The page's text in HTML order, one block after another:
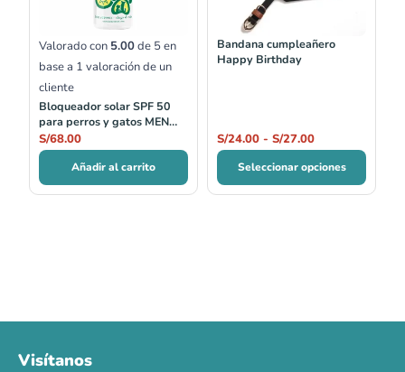
Valorado con 5.00de 5 en
base a 1 valoración de un
cliente
Bloqueador solar SPF 50
para perros y gatos MEN
FOR SAN
S/68.00
Añadir al carrito
Bandana cumpleañero
Happy Birthday
S/24.00 - S/27.00
Seleccionar opciones
Visítanos